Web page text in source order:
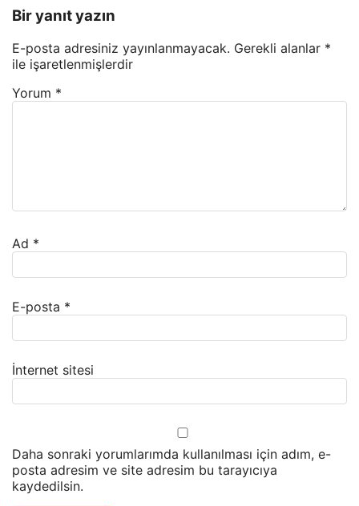
Bir yanıt yazın
E-posta adresiniz yayınlanmayacak. Gerekli alanlar *
ile işaretlenmişlerdir
Yorum *
Ad *
E-posta *
İnternet sitesi
Daha sonraki yorumlarımda kullanılması için adım, e-
posta adresim ve site adresim bu tarayıcıya
kaydedilsin.